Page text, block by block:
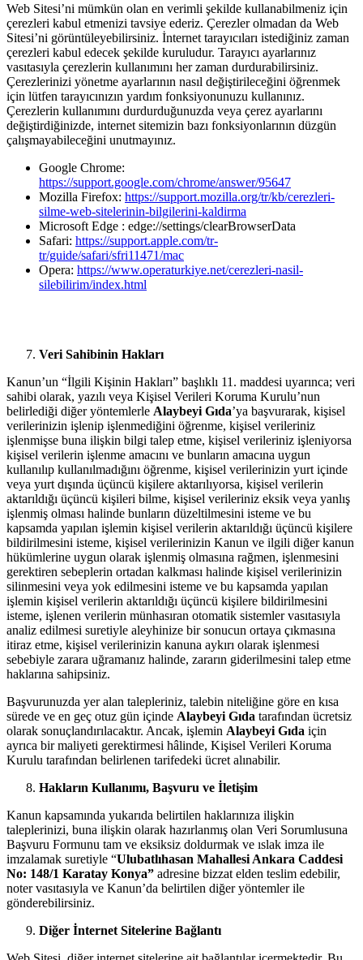
Web Sitesi’ni mümkün olan en verimli şekilde kullanabilmeniz için
çerezleri kabul etmenizi tavsiye ederiz. Çerezler olmadan da Web
Sitesi’ni görüntüleyebilirsiniz. İnternet tarayıcıları istediğiniz zaman
çerezleri kabul edecek şekilde kuruludur. Tarayıcı ayarlarınız
vasıtasıyla çerezlerin kullanımını her zaman durdurabilirsiniz.
Çerezlerinizi yönetme ayarlarının nasıl değiştirileceğini öğrenmek
için lütfen tarayıcınızın yardım fonksiyonunuzu kullanınız.
Çerezlerin kullanımını durdurduğunuzda veya çerez ayarlarını
değiştirdiğinizde, internet sitemizin bazı fonksiyonlarının düzgün
çalışmayabileceğini unutmayınız.
Google Chrome:
https://support.google.com/chrome/answer/95647
Mozilla Firefox: https://support.mozilla.org/tr/kb/cerezleri-
silme-web-sitelerinin-bilgilerini-kaldirma
Microsoft Edge : edge://settings/clearBrowserData
Safari: https://support.apple.com/tr-
tr/guide/safari/sfri11471/mac
Opera: https://www.operaturkiye.net/cerezleri-nasil-
silebilirim/index.html
Veri Sahibinin Hakları
Kanun’un “İlgili Kişinin Hakları” başlıklı 11. maddesi uyarınca; veri
sahibi olarak, yazılı veya Kişisel Verileri Koruma Kurulu’nun
belirlediği diğer yöntemlerle Alaybeyi Gıda’ya başvurarak, kişisel
verilerinizin işlenip işlenmediğini öğrenme, kişisel verileriniz
işlenmişse buna ilişkin bilgi talep etme, kişisel verileriniz işleniyorsa
kişisel verilerin işlenme amacını ve bunların amacına uygun
kullanılıp kullanılmadığını öğrenme, kişisel verilerinizin yurt içinde
veya yurt dışında üçüncü kişilere aktarılıyorsa, kişisel verilerin
aktarıldığı üçüncü kişileri bilme, kişisel verileriniz eksik veya yanlış
işlenmiş olması halinde bunların düzeltilmesini isteme ve bu
kapsamda yapılan işlemin kişisel verilerin aktarıldığı üçüncü kişilere
bildirilmesini isteme, kişisel verilerinizin Kanun ve ilgili diğer kanun
hükümlerine uygun olarak işlenmiş olmasına rağmen, işlenmesini
gerektiren sebeplerin ortadan kalkması halinde kişisel verilerinizin
silinmesini veya yok edilmesini isteme ve bu kapsamda yapılan
işlemin kişisel verilerin aktarıldığı üçüncü kişilere bildirilmesini
isteme, işlenen verilerin münhasıran otomatik sistemler vasıtasıyla
analiz edilmesi suretiyle aleyhinize bir sonucun ortaya çıkmasına
itiraz etme, kişisel verilerinizin kanuna aykırı olarak işlenmesi
sebebiyle zarara uğramanız halinde, zararın giderilmesini talep etme
haklarına sahipsiniz.
Başvurunuzda yer alan talepleriniz, talebin niteliğine göre en kısa
sürede ve en geç otuz gün içinde Alaybeyi Gıda tarafından ücretsiz
olarak sonuçlandırılacaktır. Ancak, işlemin Alaybeyi Gıda için
ayrıca bir maliyeti gerektirmesi hâlinde, Kişisel Verileri Koruma
Kurulu tarafından belirlenen tarifedeki ücret alınabilir.
Hakların Kullanımı, Başvuru ve İletişim
Kanun kapsamında yukarıda belirtilen haklarınıza ilişkin
taleplerinizi, buna ilişkin olarak hazırlanmış olan Veri Sorumlusuna
Başvuru Formunu tam ve eksiksiz doldurmak ve ıslak imza ile
imzalamak suretiyle “Ulubatlıhasan Mahallesi Ankara Caddesi
No: 148/1 Karatay Konya” adresine bizzat elden teslim edebilir,
noter vasıtasıyla ve Kanun’da belirtilen diğer yöntemler ile
gönderebilirsiniz.
Diğer İnternet Sitelerine Bağlantı